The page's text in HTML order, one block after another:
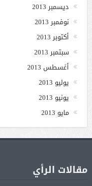
ديسمبر 2013
نوفمبر 2013
أكتوبر 2013
سبتمبر 2013
أغسطس 2013
يوليو 2013
يونيو 2013
مايو 2013
مقالات الرأي